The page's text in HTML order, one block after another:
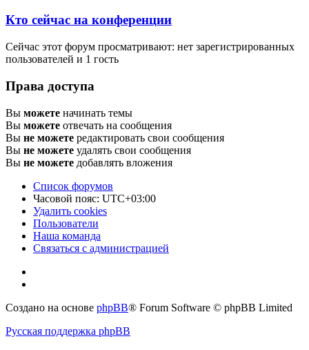
Кто сейчас на конференции
Сейчас этот форум просматривают: нет зарегистрированных
пользователей и 1 гость
Права доступа
Вы можете начинать темы
Вы можете отвечать на сообщения
Вы не можете редактировать свои сообщения
Вы не можете удалять свои сообщения
Вы не можете добавлять вложения
Список форумов
Часовой пояс: UTC+03:00
Удалить cookies
Пользователи
Наша команда
Связаться с администрацией
Создано на основе phpBB® Forum Software © phpBB Limited
Русская поддержка phpBB